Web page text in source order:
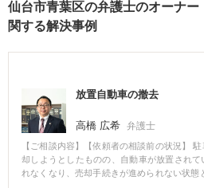
仙台市青葉区の弁護士のオーナ
関する解決事例
放置自動車の撤去
高橋 広希 弁護士
【ご相談内容】【依頼者の相談前の状況】
却しようとしたものの、自動車が放置され
れなくなり、売却手続きが進められない状